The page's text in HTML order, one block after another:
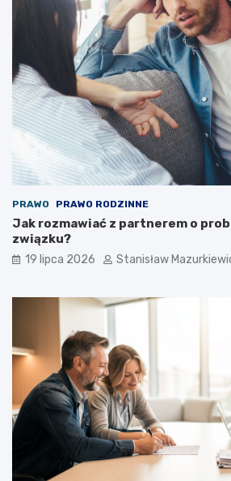
PRAWO PRAWO RODZINNE
Jak rozmawiać z partnerem o
związku?
19 lipca 2026 Stanisław